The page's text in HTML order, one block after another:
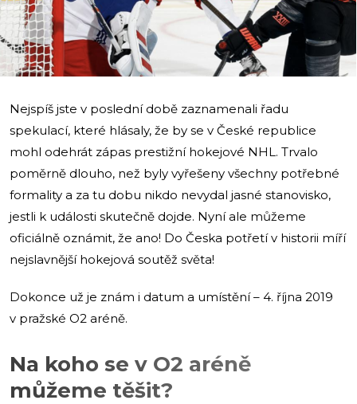
Nejspíš jste v poslední době zaznamenali řadu
spekulací, které hlásaly, že by se v České republice
mohl odehrát zápas prestižní hokejové NHL. Trvalo
poměrně dlouho, než byly vyřešeny všechny potřebné
formality a za tu dobu nikdo nevydal jasné stanovisko,
jestli k události skutečně dojde. Nyní ale můžeme
oficiálně oznámit, že ano! Do Česka potřetí v historii míří
nejslavnější hokejová soutěž světa!
Dokonce už je znám i datum a umístění – 4. října 2019
v pražské O2 aréně.
Na koho se v O2 aréně
můžeme těšit?